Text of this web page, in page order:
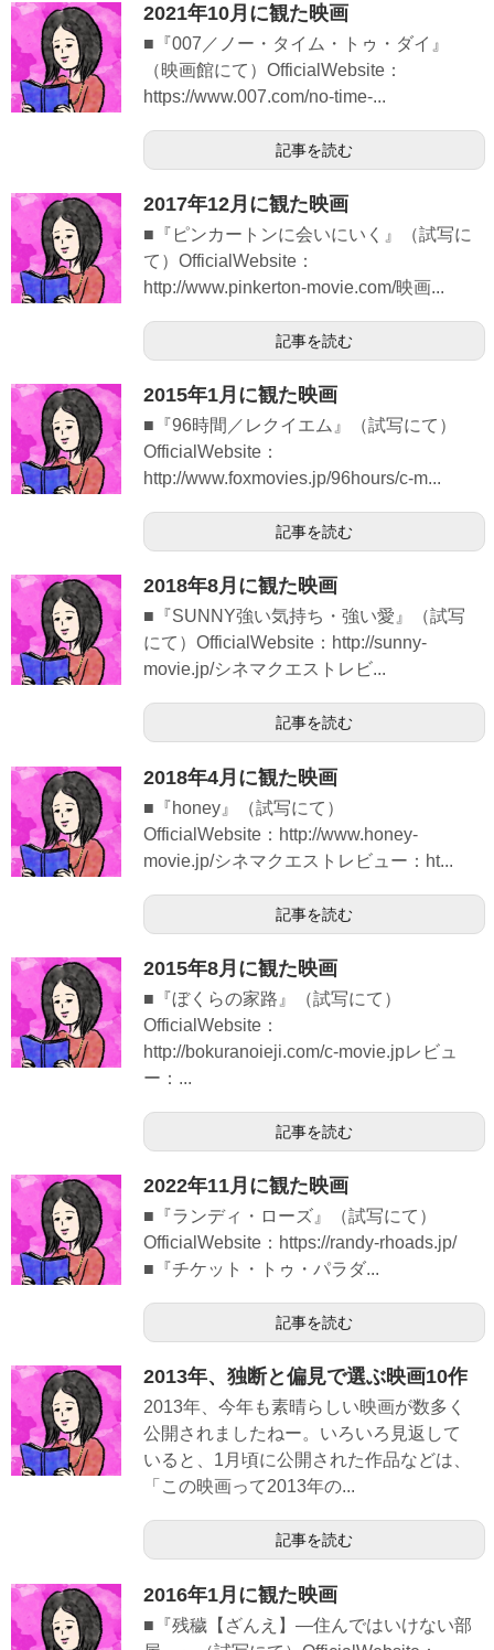
2021年10月に観た映画
■『007／ノー・タイム・トゥ・ダイ』
（映画館にて）OfficialWebsite：
https://www.007.com/no-time-...
記事を読む
2017年12月に観た映画
■『ピンカートンに会いにいく』（試写に
て）OfficialWebsite：
http://www.pinkerton-movie.com/映画...
記事を読む
2015年1月に観た映画
■『96時間／レクイエム』（試写にて）
OfficialWebsite：
http://www.foxmovies.jp/96hours/c-m...
記事を読む
2018年8月に観た映画
■『SUNNY強い気持ち・強い愛』（試写
にて）OfficialWebsite：http://sunny-
movie.jp/シネマクエストレビ...
記事を読む
2018年4月に観た映画
■『honey』（試写にて）
OfficialWebsite：http://www.honey-
movie.jp/シネマクエストレビュー：ht...
記事を読む
2015年8月に観た映画
■『ぼくらの家路』（試写にて）
OfficialWebsite：
http://bokuranoieji.com/c-movie.jpレビュ
ー：...
記事を読む
2022年11月に観た映画
■『ランディ・ローズ』（試写にて）
OfficialWebsite：https://randy-rhoads.jp/
■『チケット・トゥ・パラダ...
記事を読む
2013年、独断と偏見で選ぶ映画10作
2013年、今年も素晴らしい映画が数多く
公開されましたねー。いろいろ見返して
いると、1月頃に公開された作品などは、
「この映画って2013年の...
記事を読む
2016年1月に観た映画
■『残穢【ざんえ】―住んではいけない部